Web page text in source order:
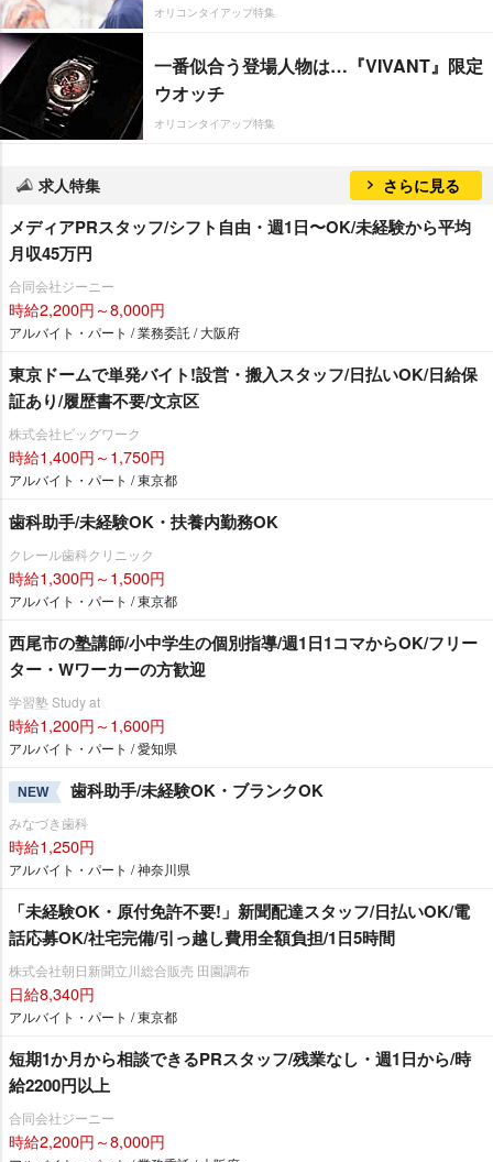
オリコンタイアップ特集
一番似合う登場人物は…『VIVANT』限定
ウオッチ
オリコンタイアップ特集
求人特集 さらに見る
メディアPRスタッフ/シフト自由・週1日〜OK/未経験から平均
月収45万円
合同会社ジーニー
時給2,200円～8,000円
アルバイト・パート / 業務委託 / 大阪府
東京ドームで単発バイト!設営・搬入スタッフ/日払いOK/日給保
証あり/履歴書不要/文京区
株式会社ビッグワーク
時給1,400円～1,750円
アルバイト・パート / 東京都
歯科助手/未経験OK・扶養内勤務OK
クレール歯科クリニック
時給1,300円～1,500円
アルバイト・パート / 東京都
西尾市の塾講師/小中学生の個別指導/週1日1コマからOK/フリー
ター・Wワーカーの方歓迎
学習塾 Study at
時給1,200円～1,600円
アルバイト・パート / 愛知県
NEW 歯科助手/未経験OK・ブランクOK
みなづき歯科
時給1,250円
アルバイト・パート / 神奈川県
「未経験OK・原付免許不要!」新聞配達スタッフ/日払いOK/電
話応募OK/社宅完備/引っ越し費用全額負担/1日5時間
株式会社朝日新聞立川総合販売 田園調布
日給8,340円
アルバイト・パート / 東京都
短期1か月から相談できるPRスタッフ/残業なし・週1日から/時
給2200円以上
合同会社ジーニー
時給2,200円～8,000円